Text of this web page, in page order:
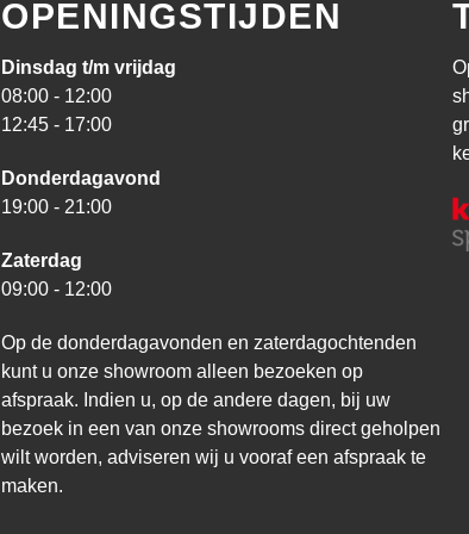
OPENINGSTIJDEN
Dinsdag t/m vrijdag
08:00 - 12:00
12:45 - 17:00
Donderdagavond
19:00 - 21:00
Zaterdag
09:00 - 12:00
Op de donderdagavonden en zaterdagochtenden
kunt u onze showroom alleen bezoeken op
afspraak. Indien u, op de andere dagen, bij uw
bezoek in een van onze showrooms direct geholpen
wilt worden, adviseren wij u vooraf een afspraak te
maken.